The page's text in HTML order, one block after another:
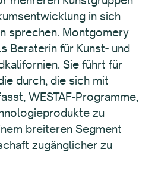
in sich
sprechen. Montgomery
Beraterin für Kunst- und
Sie führt für
durch, die sich mit
WESTAF-Programme,
zu
breiteren Segment
zugänglicher zu